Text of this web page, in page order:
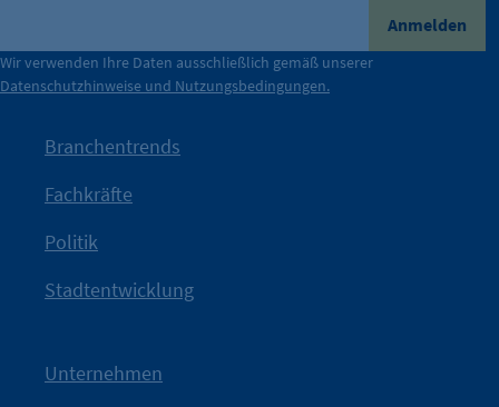
IHK Berlin. Offizieller Unterstützer der Berliner Wirtschaft.
Nach einer aufmerksamkeitsstarken Teaserphase geht die
Kampagne der IHK Berlin in die nächste Stufe. Mit
IHK?“wurde bewusst Neugier geweckt und Gespräche
mit Haltung.
Die Unternehmer stehen stellvertretend für die Vielfalt
der Berliner Wirtschaft.
Durch ihre Perspektiven wird deutlich, was der Claim
Anmelden
Wir verwenden Ihre Daten ausschließlich gemäß unserer
Datenschutzhinweise und Nutzungsbedingungen.
Branchentrends
Fachkräfte
Politik
Stadtentwicklung
Unternehmen